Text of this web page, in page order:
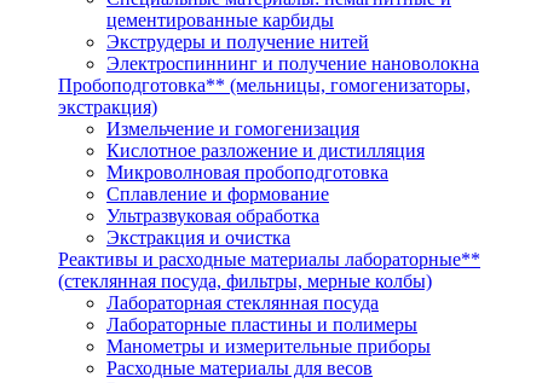
цементированные карбиды
Экструдеры и получение нитей
Электроспиннинг и получение нановолокна
Пробоподготовка** (мельницы, гомогенизаторы,
экстракция)
Измельчение и гомогенизация
Кислотное разложение и дистилляция
Микроволновая пробоподготовка
Сплавление и формование
Ультразвуковая обработка
Экстракция и очистка
Реактивы и расходные материалы лабораторные**
(стеклянная посуда, фильтры, мерные колбы)
Лабораторная стеклянная посуда
Лабораторные пластины и полимеры
Манометры и измерительные приборы
Расходные материалы для весов